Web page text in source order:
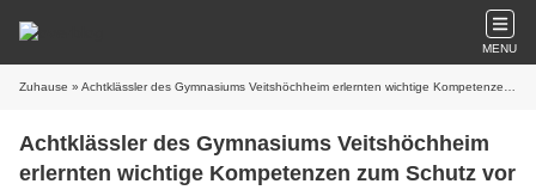
MENU
Zuhause » Achtklässler des Gymnasiums Veitshöchheim erlernten wichtige Kompetenzen zum Schutz vor Essstörungen und anderen Suchterkrankungen
Achtklässler des Gymnasiums Veitshöchheim
erlernten wichtige Kompetenzen zum Schutz vor